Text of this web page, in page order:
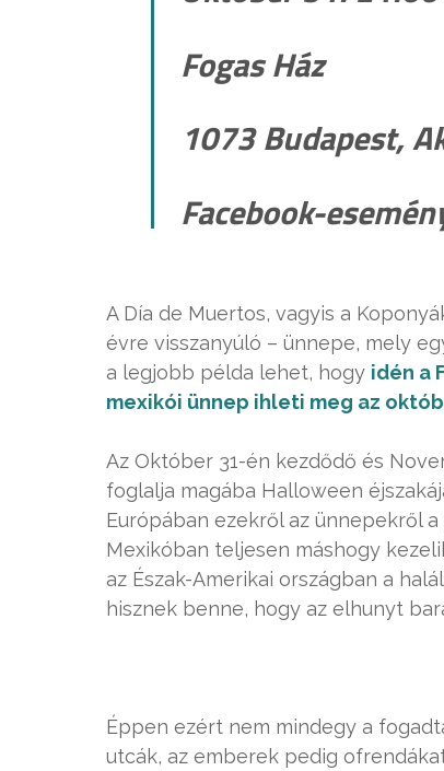
Fogas Ház
1073 Budapest,
Facebook-
A Día de Muertos, vagyis a
évre visszanyúló – ünnepe, mely
a legjobb példa lehet, hogy idén a
mexikói ünnep ihleti meg az
Az Október 31-én kezdődő és
foglalja magába Halloween
Európában ezekről az ünnepekről
Mexikóban teljesen máshogy
az Észak-Amerikai országban a
hisznek benne, hogy az elhunyt
Éppen ezért nem mindegy a
utcák, az emberek pedig